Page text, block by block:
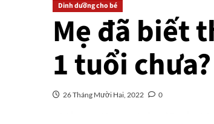
Dinh dưỡng cho bé
Mẹ đã biết
1 tuổi chưa?
26 Tháng Mười Hai, 2022 0